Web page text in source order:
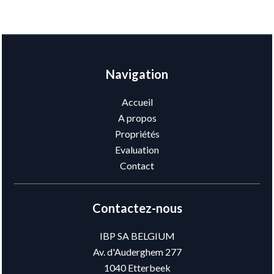
Navigation
Accueil
A propos
Propriétés
Evaluation
Contact
Contactez-nous
IBP SA BELGIUM
Av. d'Auderghem 277
1040Etterbeek